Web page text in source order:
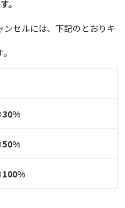
。
セルには、下記のとおりキ
30%
50%
100%